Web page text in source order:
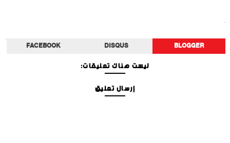
BLOGGER
DISQUS
FACEBOOK
ليست هناك تعليقات:
إرسال تعليق